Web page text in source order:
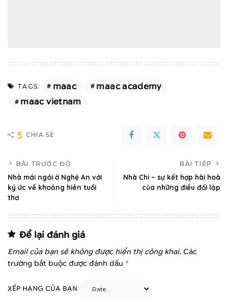
TAGS: maac
maac academy
maac vietnam
5 CHIA SẺ
BÀI TRƯỚC ĐÓ
Nhà mái ngói ở Nghệ An với
ký ức về khoảng hiên tuổi
thơ
BÀI TIẾP
Nhà Chi – sự kết hợp hài hoà
của những điều đối lập
Để lại đánh giá
Email của bạn sẽ không được hiển thị công khai. Các
trường bắt buộc được đánh dấu *
XẾP HẠNG CỦA BẠN